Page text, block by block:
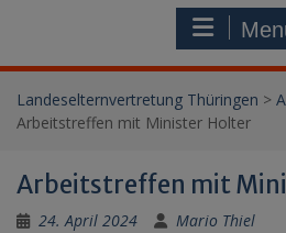
Landeselternvertretung Thüringen >
Arbeitstreffen mit Minister Holter
Arbeitstreffen mit
24. April 2024 Mario Thiel